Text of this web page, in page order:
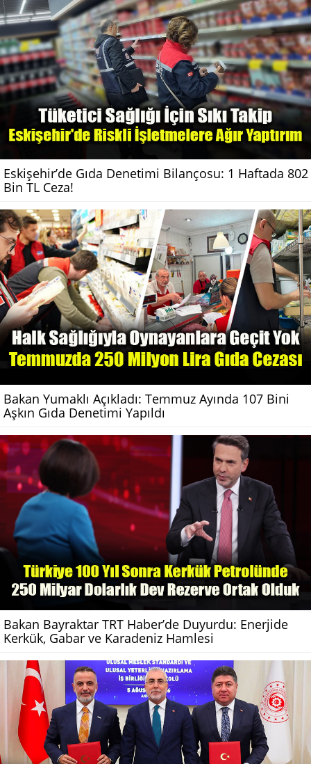
Eskişehir’de Gıda Denetimi Bilançosu: 1 Haftada 802
Bin TL Ceza!
Bakan Yumaklı Açıkladı: Temmuz Ayında 107 Bini
Aşkın Gıda Denetimi Yapıldı
Bakan Bayraktar TRT Haber’de Duyurdu: Enerjide
Kerkük, Gabar ve Karadeniz Hamlesi